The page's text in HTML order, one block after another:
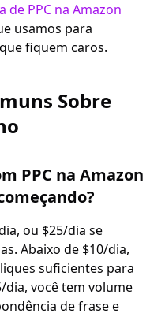
PPC na Amazon
usamos para
fiquem caros.
Sobre
PPC na Amazon
ou $25/dia se
Abaixo de $10/dia,
suficientes para
dia, você tem volume
de frase e